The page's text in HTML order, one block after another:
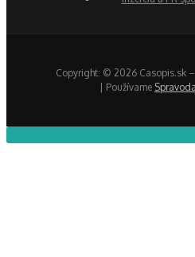
Copyright: © 2026 Casopis.sk
| Používame